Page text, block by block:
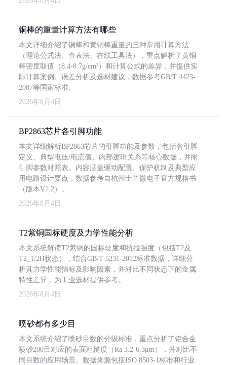
铜棒的重量计算方法有哪些
本文详细介绍了铜棒和黄铜棒重量的三种常用计算方法
（理论公式法、查表法、在线工具法），重点解析了黄铜
棒密度取值（8.4-8.7g/cm³）和计算公式的差异，并提供实
际计算案例、误差分析及选材建议，数据参考GB/T 4423-
2007等国家标准。
2026年8月4日
BP2863芯片各引脚功能
本文详细解析BP2863芯片的引脚功能及参数，包括各引脚
定义、典型电压/电流值、内部逻辑关系等核心数据，并附
引脚参数对照表。内容涵盖驱动配置、保护机制及典型应
用电路设计要点，数据参考自杭州士兰微电子官方规格书
（版本V1.2）。
2026年8月4日
T2紫铜国标硬度及力学性能分析
本文系统解读T2紫铜的国标硬度和抗拉强度（包括T2及
T2_1/2H状态），结合GB/T 5231-2012标准数据，详细分
析其力学性能指标及影响因素，并对比不同状态下的金属
特性差异，为工业选材提供参考。
2026年8月4日
喷砂都有多少目
本文系统介绍了喷砂目数的分级标准，重点分析了铝合金
喷砂200目对应的表面粗糙度（Ra 3.2-6.3μm），并对比不
同目数的应用场景。数据来源包括ISO 8503-1标准和行业